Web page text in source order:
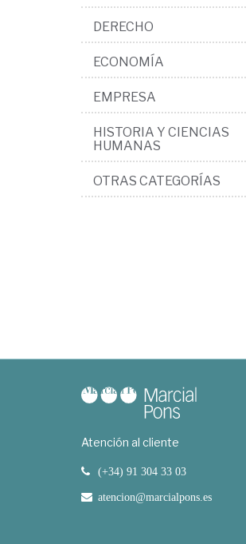
DERECHO
ECONOMÍA
EMPRESA
HISTORIA Y CIENCIAS
HUMANAS
OTRAS CATEGORÍAS
Atención al cliente
(+34) 91 304 33 03
atencion@marcialpons.es